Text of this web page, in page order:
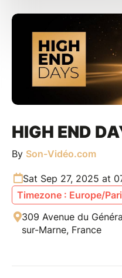
HIGH END
By Son-Vidéo.com
Sat Sep 27, 2025 at
Timezone : Europe/
309 Avenue du
sur-Marne, France